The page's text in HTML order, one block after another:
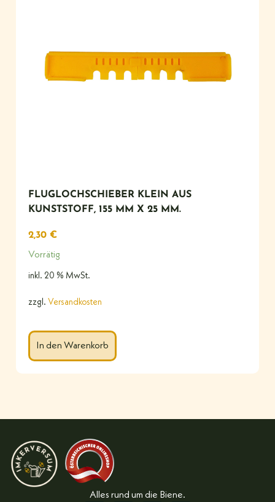
FLUGLOCHSCHIEBER KLEIN AUS
KUNSTSTOFF, 155 MM X 25 MM.
2,30 €
Vorrätig
inkl. 20 % MwSt.
zzgl. Versandkosten
In den Warenkorb
Alles rund um die Biene.